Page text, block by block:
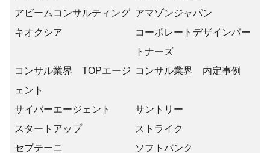
アビームコンサルティング アマゾンジャパン
キオクシア
コーポレートデザインパー
トナーズ
コンサル業界 TOPエージ
ェント
コンサル業界 内定事例
サイバーエージェント
サントリー
スタートアップ
ストライク
セプテーニ
ソフトバンク